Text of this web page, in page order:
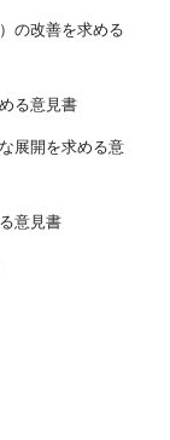
の改善を求める
る意見書
展開を求める意
意見書